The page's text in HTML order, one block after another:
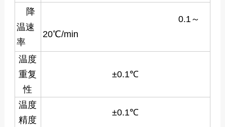
降
温速
率
0.1～
20℃/min
温度
重复
性
±0.1℃
温度
精度
±0.1℃